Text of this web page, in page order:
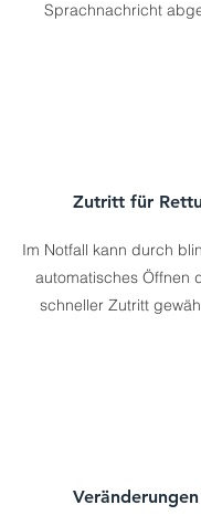
Sprachnachricht
Zutritt für
Im Notfall kann durch
automatisches Öffnen
schneller Zutritt